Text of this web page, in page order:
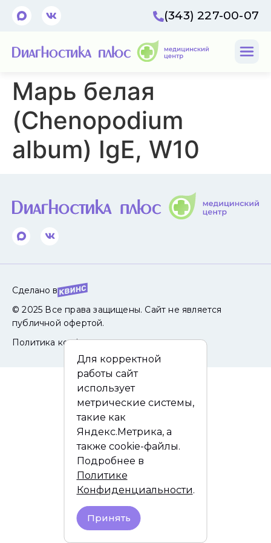
(343) 227-00-07
Марь белая
(Chenopodium
album) IgE, W10
Сделано в
© 2025 Все права защищены. Сайт не является
публичной офертой.
Политика конфиденциальности
Для корректной
работы сайт
использует
метрические системы,
такие как
Яндекс.Метрика, а
также cookie-файлы.
Подробнее в
Политике
Конфиденциальности.
Принять